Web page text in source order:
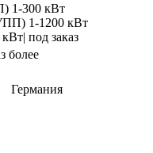
1-300 кВт
1-1200 кВт
под заказ
более
Германия